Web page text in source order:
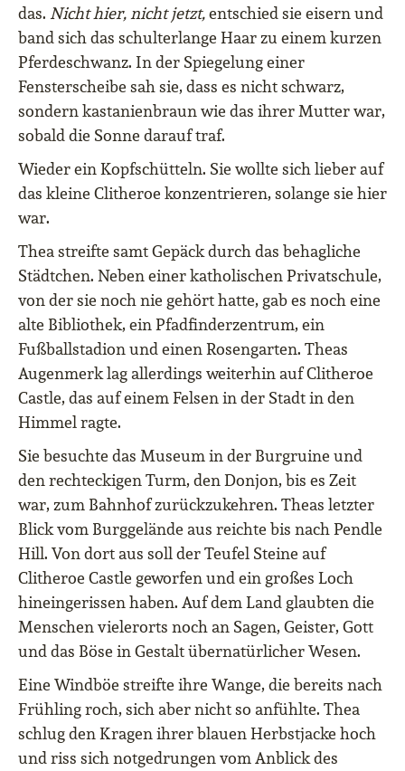
das. Nicht hier, nicht jetzt,entschied sie eisern und
band sich das schulterlange Haar zu einem kurzen
Pferdeschwanz. In der Spiegelung einer
Fensterscheibe sah sie, dass es nicht schwarz,
sondern kastanienbraun wie das ihrer Mutter war,
sobald die Sonne darauf traf.
Wieder ein Kopfschütteln. Sie wollte sich lieber auf
das kleine Clitheroe konzentrieren, solange sie hier
war.
Thea streifte samt Gepäck durch das behagliche
Städtchen. Neben einer katholischen Privatschule,
von der sie noch nie gehört hatte, gab es noch eine
alte Bibliothek, ein Pfadfinderzentrum, ein
Fußballstadion und einen Rosengarten. Theas
Augenmerk lag allerdings weiterhin auf Clitheroe
Castle, das auf einem Felsen in der Stadt in den
Himmel ragte.
Sie besuchte das Museum in der Burgruine und
den rechteckigen Turm, den Donjon, bis es Zeit
war, zum Bahnhof zurückzukehren. Theas letzter
Blick vom Burggelände aus reichte bis nach Pendle
Hill. Von dort aus soll der Teufel Steine auf
Clitheroe Castle geworfen und ein großes Loch
hineingerissen haben. Auf dem Land glaubten die
Menschen vielerorts noch an Sagen, Geister, Gott
und das Böse in Gestalt übernatürlicher Wesen.
Eine Windböe streifte ihre Wange, die bereits nach
Frühling roch, sich aber nicht so anfühlte. Thea
schlug den Kragen ihrer blauen Herbstjacke hoch
und riss sich notgedrungen vom Anblick des